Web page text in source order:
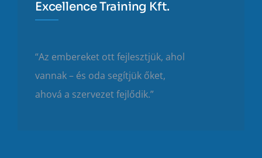
Excellence Training Kft.
“Az embereket ott fejlesztjük, ahol
vannak – és oda segítjük őket,
ahová a szervezet fejlődik.”